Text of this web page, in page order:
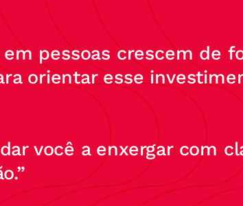
pessoas crescem de
orientar esse
você a enxergar com